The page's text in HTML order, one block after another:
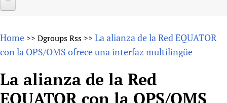
About
Why HIFA is needed
Vision and Strategy
Forums
HIFA (Healthcare Information For All)
Projects
Home >> Dgroups Rss >> La alianza de la Red EQUATOR
con la OPS/OMS ofrece una interfaz multilingüe
La alianza de la Red
EQUATOR con la OPS/OMS